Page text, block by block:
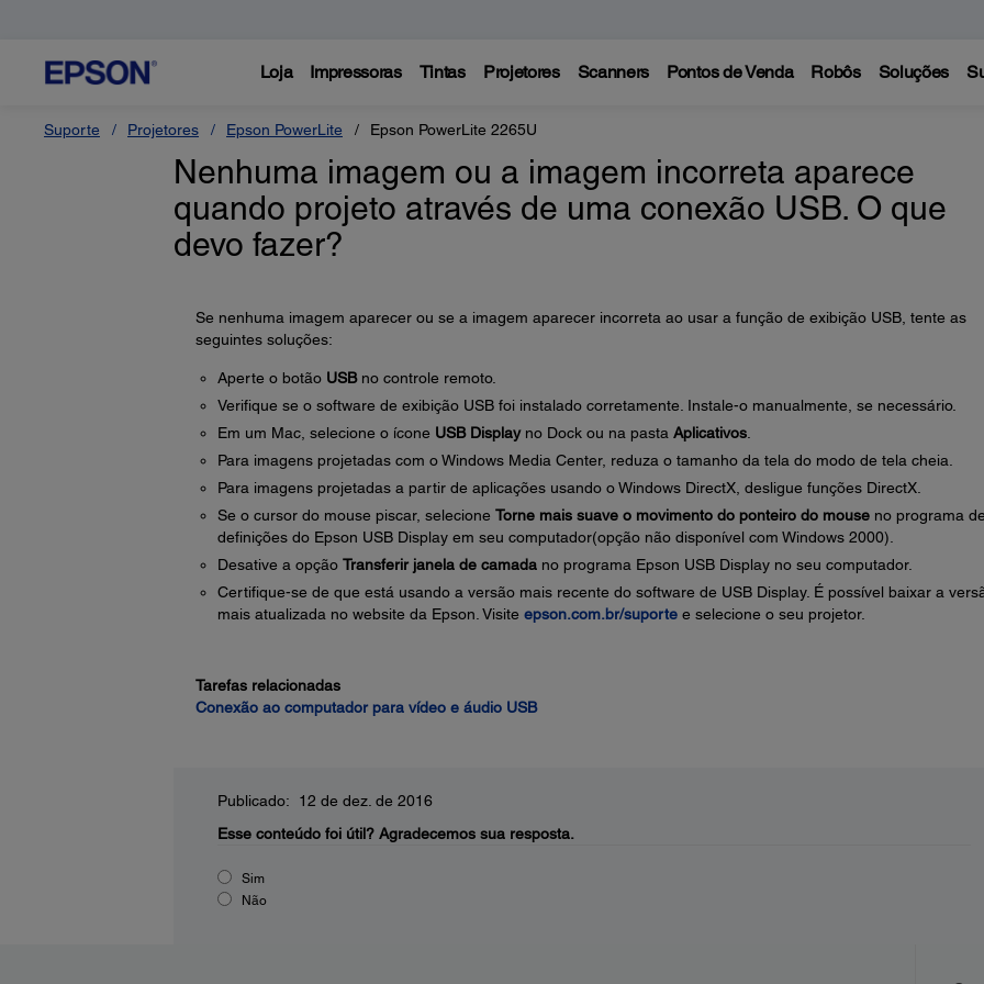
Loja Impressoras Tintas Projetores Scanners Pontos de Venda Robôs Soluções
Suporte Projetores Epson PowerLite Epson PowerLite 2265U
Nenhuma imagem ou a imagem incorreta aparece
quando projeto através de uma conexão USB. O que
devo fazer?
Se nenhuma imagem aparecer ou se a imagem aparecer incorreta ao usar a função de exibição USB, tente as
seguintes soluções:
Aperte o botão USBno controle remoto.
Verifique se o software de exibição USB foi instalado corretamente. Instale-o manualmente, se necessário.
Em um Mac, selecione o ícone USB Displayno Dock ou na pasta Aplicativos.
Para imagens projetadas com o Windows Media Center, reduza o tamanho da tela do modo de tela cheia.
Para imagens projetadas a partir de aplicações usando o Windows DirectX, desligue funções DirectX.
Se o cursor do mouse piscar, selecione Torne mais suave o movimento do ponteiro do mouseno programa
definições do Epson USB Display em seu computador(opção não disponível com Windows 2000).
Desative a opção Transferir janela de camadano programa Epson USB Display no seu computador.
Certifique-se de que está usando a versão mais recente do software de USB Display. É possível baixar a
mais atualizada no website da Epson. Visite epson.com.br/suportee selecione o seu projetor.
Tarefas relacionadas
Conexão ao computador para vídeo e áudio USB
Publicado: 12 de dez. de 2016
Esse conteúdo foi útil? Agradecemos sua resposta.
Sim
Não